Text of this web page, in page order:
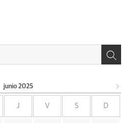
junio 2025
J V S D